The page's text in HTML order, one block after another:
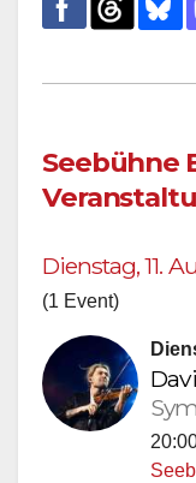
Seebühne
Dienstag, 11.
(1 Event)